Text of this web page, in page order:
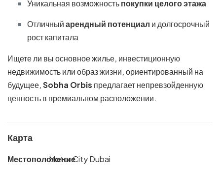
Уникальная возможностьпокупки целого этажа
Отличныйарендный потенциал и долгосрочный
рост капитала
Ищете ли вы основное жилье, инвестиционную
недвижимость или образ жизни, ориентированный на
будущее,Sobha Orbis предлагает непревзойденную
ценность в премиальном расположении.
Карта
МестоположениеMotor City Dubai